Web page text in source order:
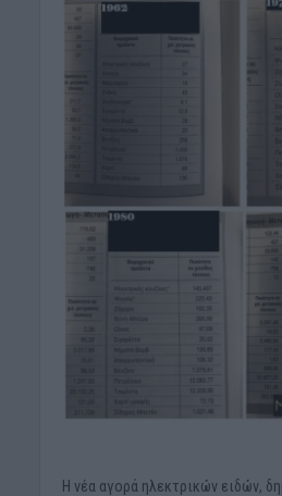
Η νέα αγορά ηλεκτρικών ειδών,